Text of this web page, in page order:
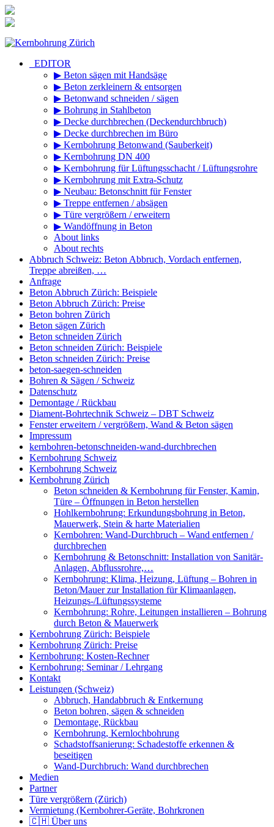
Inhalt
_EDITOR
▶ Beton sägen mit Handsäge
▶ Beton zerkleinern & entsorgen
▶ Betonwand schneiden / sägen
▶ Bohrung in Stahlbeton
▶ Decke durchbrechen (Deckendurchbruch)
▶ Decke durchbrechen im Büro
▶ Kernbohrung Betonwand (Sauberkeit)
▶ Kernbohrung DN 400
▶ Kernbohrung für Lüftungsschacht / Lüftungsrohre
▶ Kernbohrung mit Extra-Schutz
▶ Neubau: Betonschnitt für Fenster
▶ Treppe entfernen / absägen
▶ Türe vergrößern / erweitern
▶ Wandöffnung in Beton
About links
About rechts
Abbruch Schweiz: Beton Abbruch, Vordach entfernen,
Treppe abreißen, …
Anfrage
Beton Abbruch Zürich: Beispiele
Beton Abbruch Zürich: Preise
Beton bohren Zürich
Beton sägen Zürich
Beton schneiden Zürich
Beton schneiden Zürich: Beispiele
Beton schneiden Zürich: Preise
beton-saegen-schneiden
Bohren & Sägen / Schweiz
Datenschutz
Demontage / Rückbau
Diament-Bohrtechnik Schweiz – DBT Schweiz
Fenster erweitern / vergrößern, Wand & Beton sägen
Impressum
kernbohren-betonschneiden-wand-durchbrechen
Kernbohrung Schweiz
Kernbohrung Schweiz
Kernbohrung Zürich
Beton schneiden & Kernbohrung für Fenster, Kamin,
Türe – Öffnungen in Beton herstellen
Hohlkernbohrung: Erkundungsbohrung in Beton,
Mauerwerk, Stein & harte Materialien
Kernbohren: Wand-Durchbruch – Wand entfernen /
durchbrechen
Kernbohrung & Betonschnitt: Installation von Sanitär-
Anlagen, Abflussrohre,…
Kernbohrung: Klima, Heizung, Lüftung – Bohren in
Beton/Mauer zur Installation für Klimaanlagen,
Heizungs-/Lüftungssysteme
Kernbohrung: Rohre, Leitungen installieren – Bohrung
durch Beton & Mauerwerk
Kernbohrung Zürich: Beispiele
Kernbohrung Zürich: Preise
Kernbohrung: Kosten-Rechner
Kernbohrung: Seminar / Lehrgang
Kontakt
Leistungen (Schweiz)
Abbruch, Handabbruch & Entkernung
Beton bohren, sägen & schneiden
Demontage, Rückbau
Kernbohrung, Kernlochbohrung
Schadstoffsanierung: Schadestoffe erkennen &
beseitigen
Wand-Durchbruch: Wand durchbrechen
Medien
Partner
Türe vergrößern (Zürich)
Vermietung (Kernbohrer-Geräte, Bohrkronen
🇨🇭 Über uns